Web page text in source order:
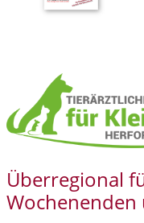
Überregional
Wochenenden